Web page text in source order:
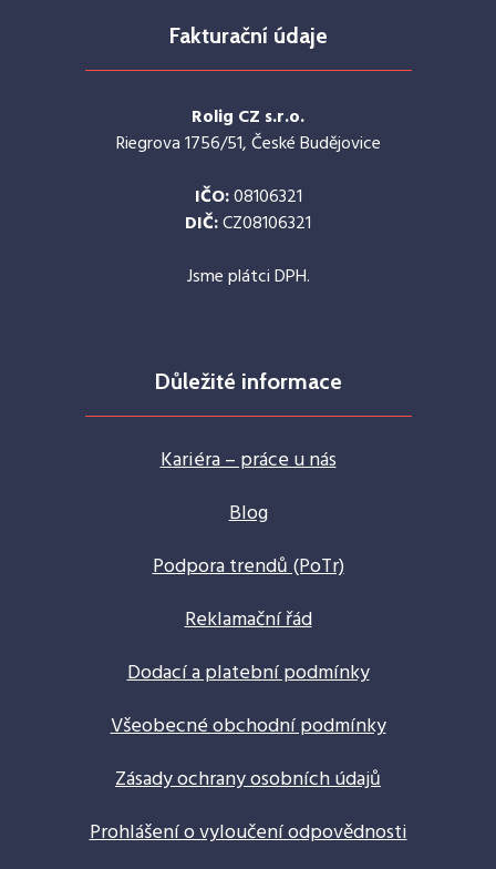
Fakturační údaje
Rolig CZ s.r.o.
Riegrova 1756/51, České Budějovice
IČO:08106321
DIČ:CZ08106321
Jsme plátci DPH.
Důležité informace
Kariéra – práce u nás
Blog
Podpora trendů (PoTr)
Reklamační řád
Dodací a platební podmínky
Všeobecné obchodní podmínky
Zásady ochrany osobních údajů
Prohlášení o vyloučení odpovědnosti